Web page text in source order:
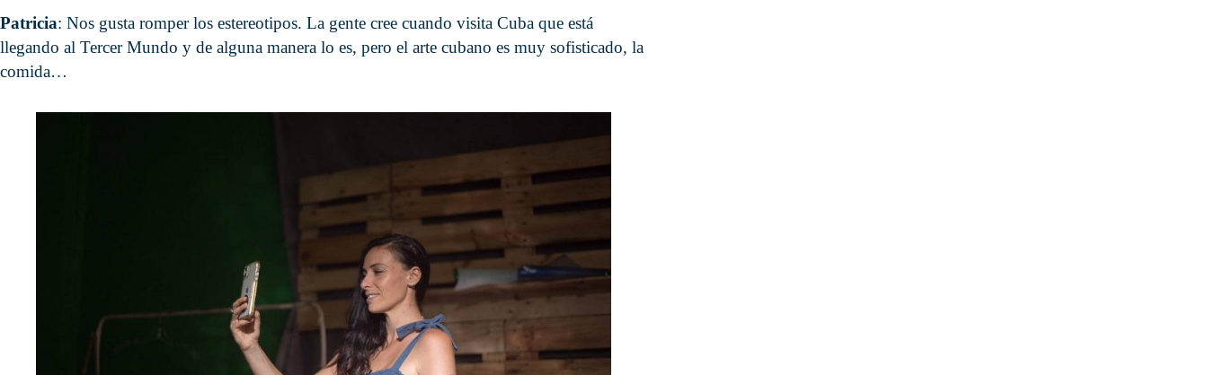
Patricia: Nos gusta romper los estereotipos. La gente cree cuando visita Cuba que está
llegando al Tercer Mundo y de alguna manera lo es, pero el arte cubano es muy sofisticado, la
comida…